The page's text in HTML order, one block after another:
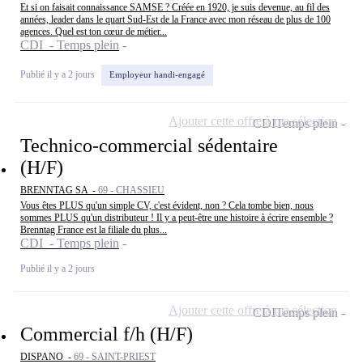
Et si on faisait connaissance SAMSE ? Créée en 1920, je suis devenue, au fil des
années, leader dans le quart Sud-Est de la France avec mon réseau de plus de 100
agences. Quel est ton cœur de métier...
CDI - Temps plein
Publié il y a 2 jours Employeur handi-engagé
Technico-commercial sédentaire
(H/F)
BRENNTAG SA - 69 - CHASSIEU
Vous êtes PLUS qu'un simple CV, c'est évident, non ? Cela tombe bien, nous
sommes PLUS qu'un distributeur ! Il y a peut-être une histoire à écrire ensemble ?
Brenntag France est la filiale du plus...
CDI - Temps plein
Publié il y a 2 jours
CDITemps plein
Ajouter cette offre à ma sélection
Commercial f/h (H/F)
DISPANO - 69 - SAINT-PRIEST
CDITemps plein
Ajouter cette offre à ma sélection